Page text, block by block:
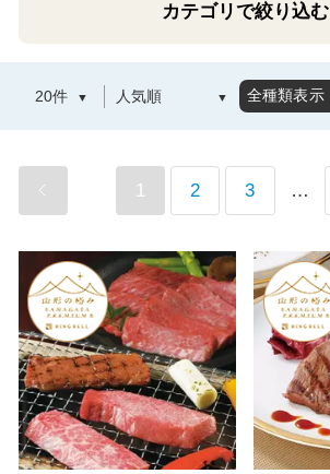
カテゴリで絞り込む
全種類表示
1 2 3 …